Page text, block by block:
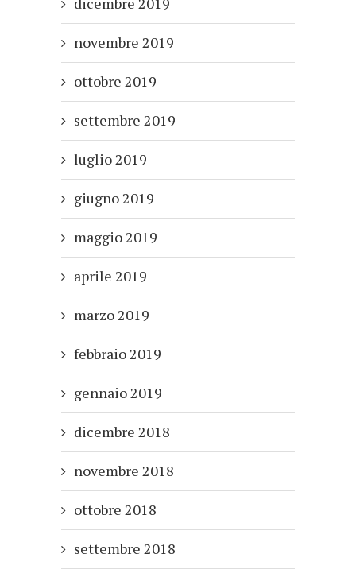
novembre 2019
ottobre 2019
settembre 2019
luglio 2019
giugno 2019
maggio 2019
aprile 2019
marzo 2019
febbraio 2019
gennaio 2019
dicembre 2018
novembre 2018
ottobre 2018
settembre 2018